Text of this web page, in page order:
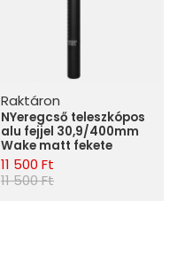
Raktáron
NYeregcső teleszkópos
alu fejjel 30,9/400mm
Wake matt fekete
11 500 Ft
11 500 Ft